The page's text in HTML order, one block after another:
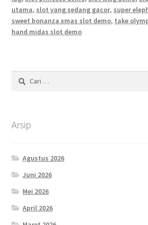
utama, slot yang sedang gacor, super
sweet bonanza xmas slot demo, take
hand midas slot demo
Cari
untuk:
Arsip
Agustus 2026
Juni 2026
Mei 2026
April 2026